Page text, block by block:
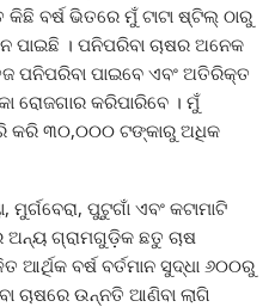
ବର୍ଷ ଭିତରେ ମୁଁ ଟାଟା ଷ୍ଟିଲ୍‌ ଠାରୁ
ପାଇଛି । ପନିପରିବା ଚାଷର ଅନେକ
ପନିପରିବା ପାଇବେ ଏବଂ ଅତିରିକ୍ତ
ରୋଜଗାର କରିପାରିବେ । ମୁଁ
କରି ୩୦,୦୦୦ ଟଙ୍କାରୁ ଅଧିକ
ପୁଟୁଗାଁ ଏବଂ କଟାମାଟି
ଗ୍ରାମଗୁଡ଼ିକ ଛତୁ ଚାଷ
ବର୍ଷ ବର୍ତମାନ ସୁଦ୍ଧା ୬୦୦ରୁ
ଚାଷରେ ଉନ୍ନତି ଆଣିବା ଲାଗି